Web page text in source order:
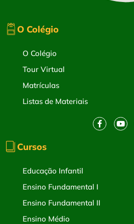
O Colégio
O Colégio
Tour Virtual
Matrículas
Listas de Materiais
Cursos
Educação Infantil
Ensino Fundamental I
Ensino Fundamental II
Ensino Médio